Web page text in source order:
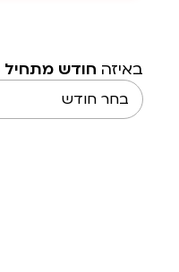
באיזה חודש מתחיל